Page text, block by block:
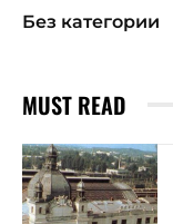
Без категории
MUST READ